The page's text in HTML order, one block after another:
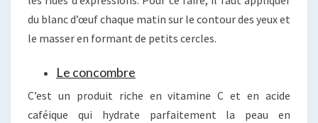
du blanc d’œuf chaque matin sur le contour des yeux et
le masser en formant de petits cercles.
Le concombre
C’est un produit riche en vitamine C et en acide
caféique qui hydrate parfaitement la peau en